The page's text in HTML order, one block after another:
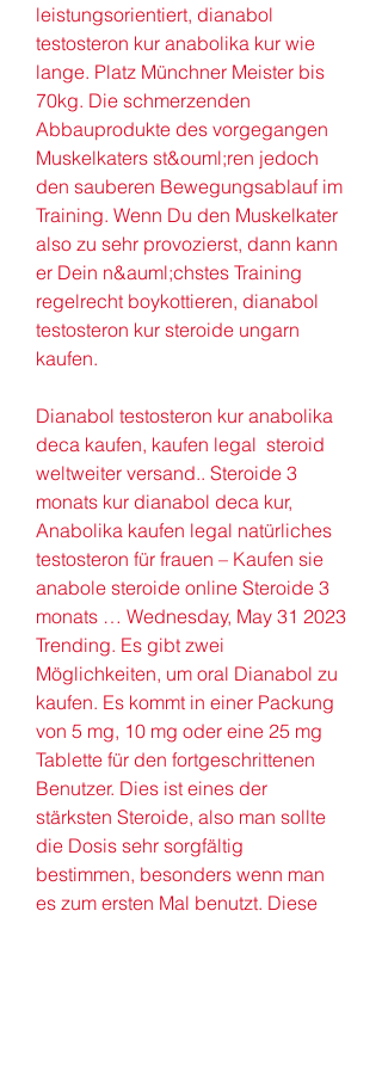
leistungsorientiert, dianabol
testosteron kur anabolika kur wie
lange. Platz Münchner Meister bis
70kg. Die schmerzenden
Abbauprodukte des vorgegangen
Muskelkaters st&ouml;ren jedoch
den sauberen Bewegungsablauf im
Training. Wenn Du den Muskelkater
also zu sehr provozierst, dann kann
er Dein n&auml;chstes Training
regelrecht boykottieren, dianabol
testosteron kur steroide ungarn
kaufen.
Dianabol testosteron kur anabolika
deca kaufen, kaufen legal  steroid
weltweiter versand.. Steroide 3
monats kur dianabol deca kur,
Anabolika kaufen legal natürliches
testosteron für frauen – Kaufen sie
anabole steroide online Steroide 3
monats … Wednesday, May 31 2023
Trending. Es gibt zwei
Möglichkeiten, um oral Dianabol zu
kaufen. Es kommt in einer Packung
von 5 mg, 10 mg oder eine 25 mg
Tablette für den fortgeschrittenen
Benutzer. Dies ist eines der
stärksten Steroide, also man sollte
die Dosis sehr sorgfältig
bestimmen, besonders wenn man
es zum ersten Mal benutzt. Diese